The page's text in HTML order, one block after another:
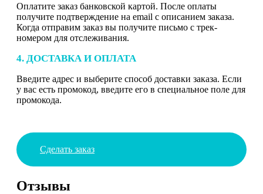
Оплатите заказ банковской картой. После оплаты
получите подтверждение на email с описанием заказа.
Когда отправим заказ вы получите письмо с трек-
номером для отслеживания.
4. ДОСТАВКА И ОПЛАТА
Введите адрес и выберите способ доставки заказа. Если
у вас есть промокод, введите его в специальное поле для
промокода.
Сделать заказ
Отзывы